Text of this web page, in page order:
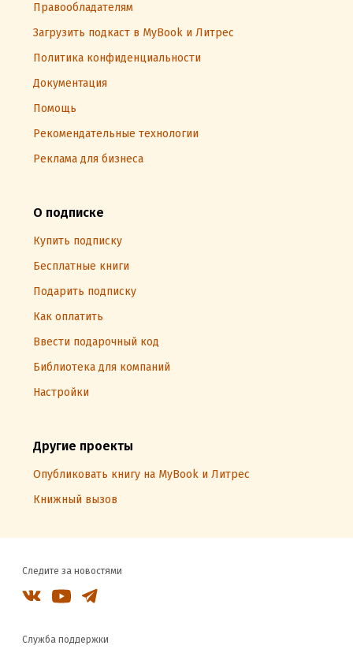
Правообладателям
Загрузить подкаст в MyBook и Литрес
Политика конфиденциальности
Документация
Помощь
Рекомендательные технологии
Реклама для бизнеса
О подписке
Купить подписку
Бесплатные книги
Подарить подписку
Как оплатить
Ввести подарочный код
Библиотека для компаний
Настройки
Другие проекты
Опубликовать книгу на MyBook и Литрес
Книжный вызов
Следите за новостями
Служба поддержки